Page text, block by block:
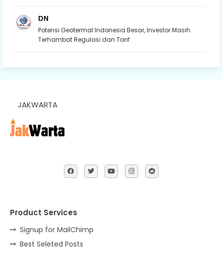
DN
Potensi Geotermal Indonesia Besar, Investor Masih
Terhambat Regulasi dan Tarif
JAKWARTA
Product Services
Signup for MailChimp
Best Seleted Posts